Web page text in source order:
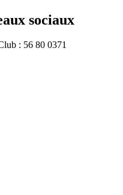
sociaux
: 56 80 0371